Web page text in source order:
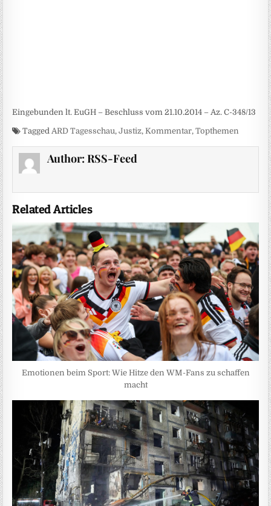
Eingebunden lt. EuGH – Beschluss vom 21.10.2014 – Az. C-348/13
Tagged ARD Tagesschau,Justiz,Kommentar,Topthemen
Author: RSS-Feed
Related Articles
Emotionen beim Sport: Wie Hitze den WM-Fans zu schaffen
macht